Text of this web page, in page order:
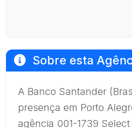
Sobre esta
A Banco Santander
presença em Porto
agência 001-1739